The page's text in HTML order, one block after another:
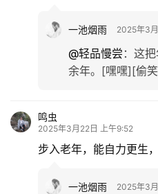
一池烟雨 2025年3
@轻品慢尝 ： 这
余年。[嘿嘿][偷
鸣虫
2025年3月22日 上午9:52
步入老年，能自力更生
一池烟雨 2025年3